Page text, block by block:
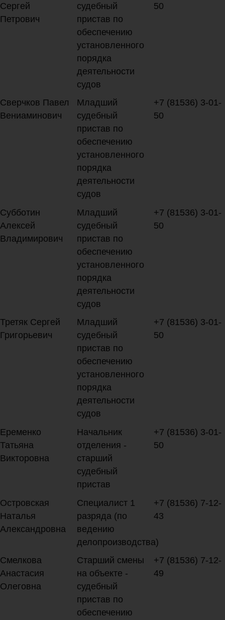
Сергей
Петрович
судебный
пристав по
обеспечению
установленного
порядка
деятельности
судов
50
Сверчков Павел
Вениаминович
Младший
судебный
пристав по
обеспечению
установленного
порядка
деятельности
судов
+7 (81536) 3-01-
50
Субботин
Алексей
Владимирович
Младший
судебный
пристав по
обеспечению
установленного
порядка
деятельности
судов
+7 (81536) 3-01-
50
Третяк Сергей
Григорьевич
Младший
судебный
пристав по
обеспечению
установленного
порядка
деятельности
судов
+7 (81536) 3-01-
50
Еременко
Татьяна
Викторовна
Начальник
отделения -
старший
судебный
пристав
+7 (81536) 3-01-
50
Островская
Наталья
Александровна
Специалист 1
разряда (по
ведению
делопроизводства)
+7 (81536) 7-12-
43
Смелкова
Анастасия
Олеговна
Старший смены
на объекте -
судебный
пристав по
обеспечению
+7 (81536) 7-12-
49